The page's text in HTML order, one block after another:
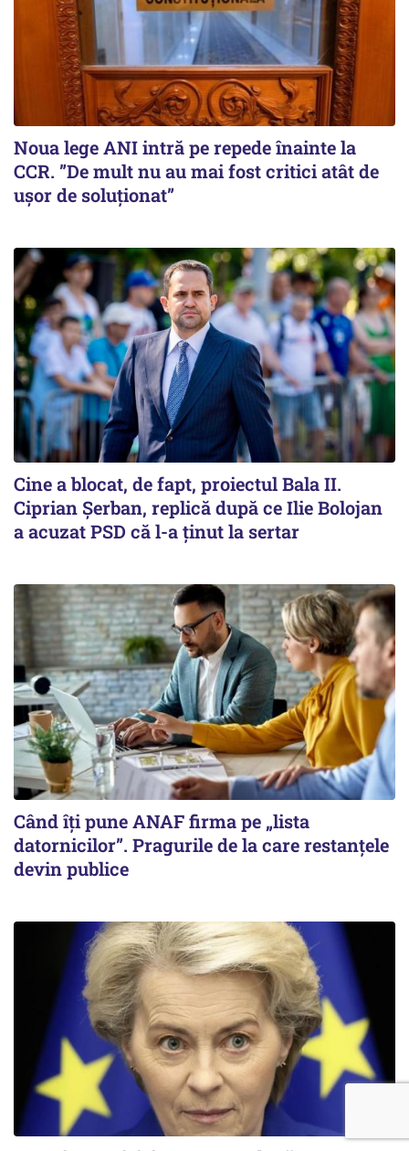
Noua lege ANI intră pe repede înainte la
CCR. ”De mult nu au mai fost critici atât de
ușor de soluționat”
Cine a blocat, de fapt, proiectul Bala II.
Ciprian Șerban, replică după ce Ilie Bolojan
a acuzat PSD că l-a ținut la sertar
Când îți pune ANAF firma pe „lista
datornicilor”. Pragurile de la care restanțele
devin publice